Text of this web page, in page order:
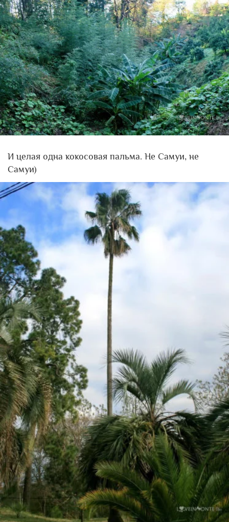
И целая одна кокосовая пальма. Не Самуи, не
Самуи)